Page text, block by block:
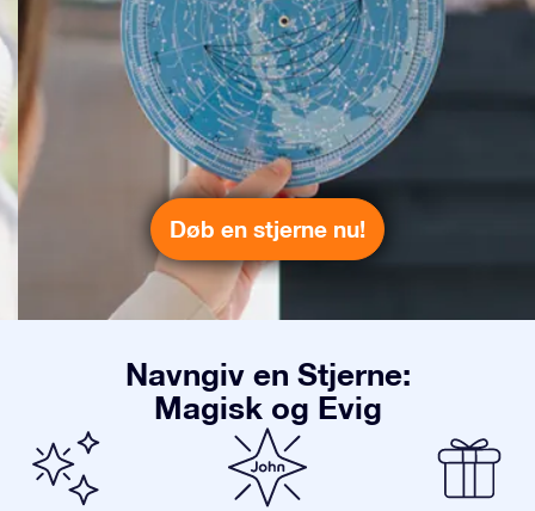
Døb en stjerne nu!
Navngiv en Stjerne:
Magisk og Evig